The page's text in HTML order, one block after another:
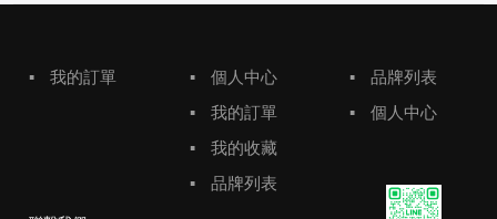
▪ 我的訂單 ▪
個人中心
▪
我的訂單
▪
我的收藏
▪
品牌列表
▪
品牌列表
▪
個人中心